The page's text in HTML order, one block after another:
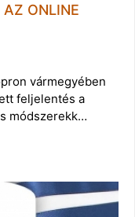
ONLINE
vármegyében
feljelentés a
módszerekk…